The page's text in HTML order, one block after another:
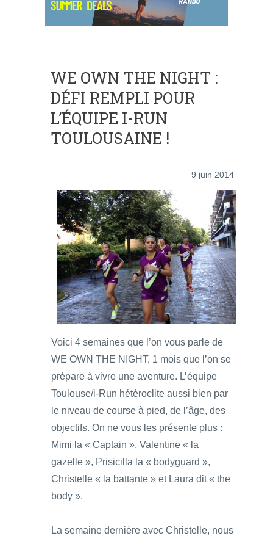
WE OWN THE NIGHT :
DÉFI REMPLI POUR
L’ÉQUIPE I-RUN
TOULOUSAINE !
9 juin 2014
Voici 4 semaines que l’on vous parle de
WE OWN THE NIGHT, 1 mois que l’on se
prépare à vivre une aventure. L’équipe
Toulouse/i-Run hétéroclite aussi bien par
le niveau de course à pied, de l’âge, des
objectifs. On ne vous les présente plus :
Mimi la « Captain », Valentine « la
gazelle », Prisicilla la « bodyguard »,
Christelle « la battante » et Laura dit « the
body ».
La semaine dernière avec Christelle, nous